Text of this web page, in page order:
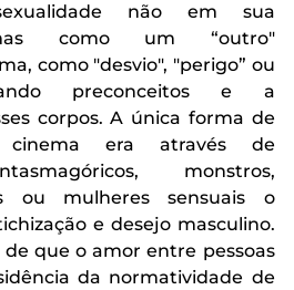
não em sua
como um “outro"
como "desvio", "perigo” ou
preconceitos e a
corpos. A única forma de
cinema era através de
monstros,
ou mulheres sensuais o
e desejo masculino.
de que o amor entre pessoas
da normatividade de